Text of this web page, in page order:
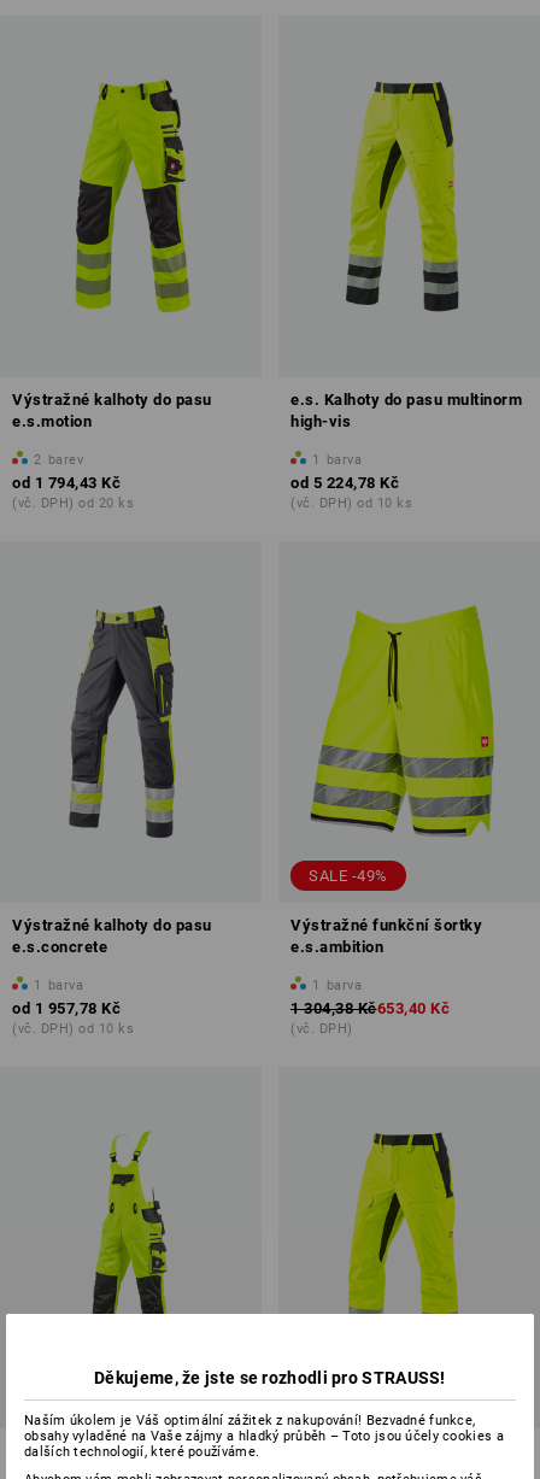
Výstražné kalhoty do pasu
e.s.motion
2 barev
od 1 794,43 Kč
(vč. DPH) od 20 ks
e.s. Kalhoty do pasu multinorm
high-vis
1 barva
od 5 224,78 Kč
(vč. DPH) od 10 ks
Výstražné kalhoty do pasu
e.s.concrete
1 barva
od 1 957,78 Kč
(vč. DPH) od 10 ks
SALE -49%
Výstražné funkční šortky
e.s.ambition
1 barva
1 304,38 Kč653,40 Kč
(vč. DPH)
Kalhoty s laclem a výstražnými
prvky e.s.motion
Děkujeme, že jste se rozhodli pro STRAUSS!
Naším úkolem je Váš optimální zážitek z nakupování! Bezvadné funkce,
obsahy vyladěné na Vaše zájmy a hladký průběh – Toto jsou účely cookies a
dalších technologií, které používáme.